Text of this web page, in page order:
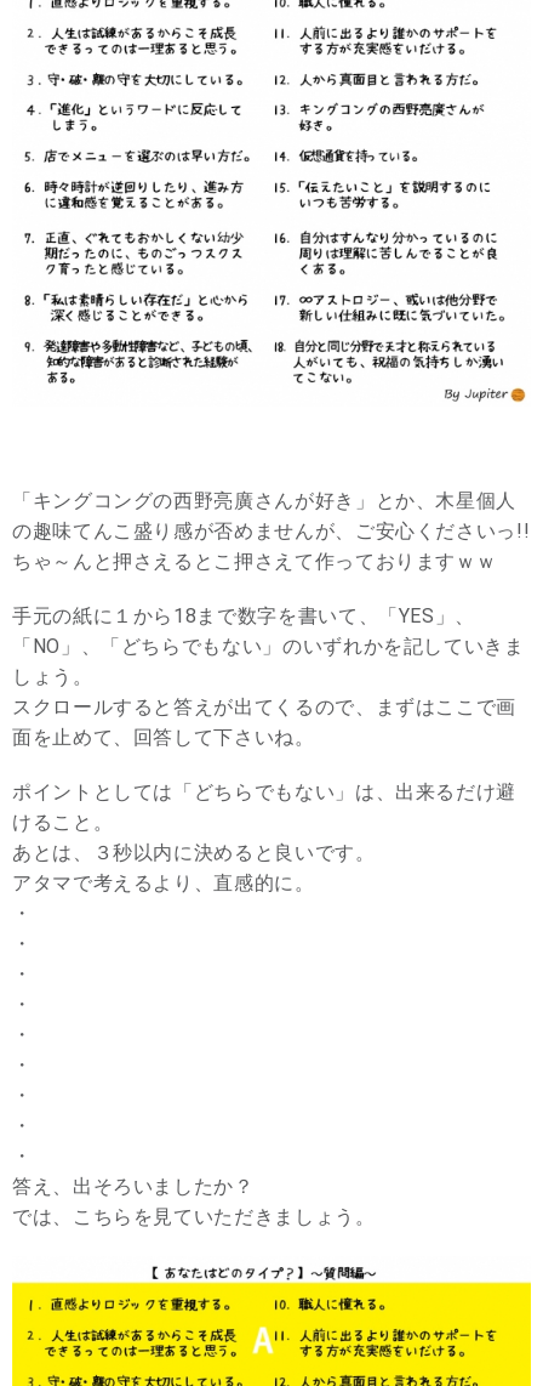
「キングコングの西野亮廣さんが好き」とか、木星個人
の趣味てんこ盛り感が否めませんが、ご安心くださいっ!!
ちゃ～んと押さえるとこ押さえて作っておりますｗｗ
手元の紙に１から18まで数字を書いて、「YES」、
「NO」、「どちらでもない」のいずれかを記していきま
しょう。
スクロールすると答えが出てくるので、まずはここで画
面を止めて、回答して下さいね。
ポイントとしては「どちらでもない」は、出来るだけ避
けること。
あとは、３秒以内に決めると良いです。
アタマで考えるより、直感的に。
・
・
・
・
・
・
・
・
・
答え、出そろいましたか？
では、こちらを見ていただきましょう。